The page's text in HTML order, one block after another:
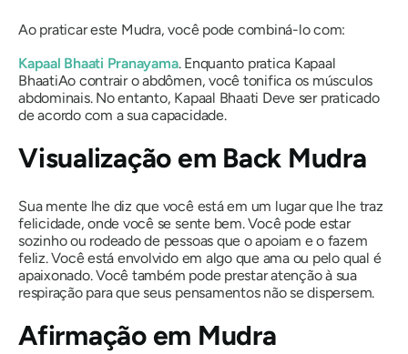
Ao praticar este Mudra, você pode combiná-lo com:
Kapaal Bhaati Pranayama. Enquanto pratica Kapaal
BhaatiAo contrair o abdômen, você tonifica os músculos
abdominais. No entanto, Kapaal Bhaati Deve ser praticado
de acordo com a sua capacidade.
Visualização em Back Mudra
Sua mente lhe diz que você está em um lugar que lhe traz
felicidade, onde você se sente bem. Você pode estar
sozinho ou rodeado de pessoas que o apoiam e o fazem
feliz. Você está envolvido em algo que ama ou pelo qual é
apaixonado. Você também pode prestar atenção à sua
respiração para que seus pensamentos não se dispersem.
Afirmação em Mudra